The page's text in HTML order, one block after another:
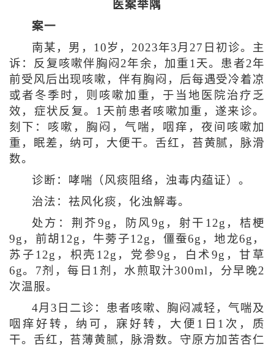
医案举隅
案一
南某，男，10岁，2023年3月27日初诊。主
诉：反复咳嗽伴胸闷2年余，加重1天。患者2年
前受风后出现咳嗽，伴有胸闷，后每遇受冷着凉
或者冬季时，则咳嗽加重，于当地医院治疗乏
效，症状反复。1天前患者咳嗽加重，遂来诊。
刻下：咳嗽，胸闷，气喘，咽痒，夜间咳嗽加
重，眠差，纳可，大便干。舌红，苔黄腻，脉滑
数。
诊断：哮喘（风痰阻络，浊毒内蕴证）。
治法：祛风化痰，化浊解毒。
处方：荆芥9g，防风9g，射干12g，桔梗
9g，前胡12g，牛蒡子12g，僵蚕6g，地龙6g，
苏子12g，枳壳12g，党参9g，白术9g，甘草
6g。7剂，每日1剂，水煎取汁300ml，分早晚2
次温服。
4月3日二诊：患者咳嗽、胸闷减轻，气喘及
咽痒好转，纳可，寐好转，大便1日1次，质
干。舌红，苔薄黄腻，脉滑数。守原方加苦杏仁